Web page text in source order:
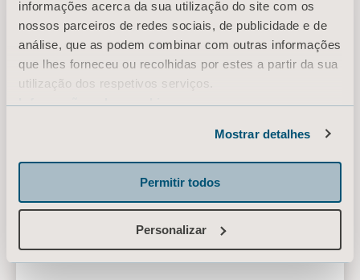
informações acerca da sua utilização do site com os
nossos parceiros de redes sociais, de publicidade e de
análise, que as podem combinar com outras informações
que lhes forneceu ou recolhidas por estes a partir da sua
utilização dos respetivos serviços.
Informação sobre cookies
Mostrar detalhes
Permitir todos
Personalizar